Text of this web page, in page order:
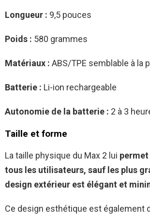
Longueur : 9,5 pouces
Poids : 580 grammes
Matériaux : ABS/TPE semblable à la
Batterie : Li-ion rechargeable
Autonomie de la batterie : 2 à 3
Taille et forme
La taille physique du Max 2 lui permet
tous les utilisateurs, sauf les plus
design extérieur est élégant et
Ce design esthétique est également